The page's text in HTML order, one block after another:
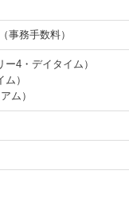
事務手数料）
4・デイタイム）
）
ム）